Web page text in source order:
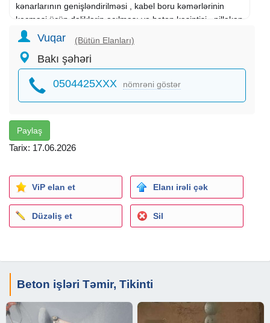
kənarlarının genişləndirilməsi , kabel boru kəmərlərinin
keçməsi üçün dəliklərin açılması və beton kəsintisi , pilləkan
yerlərinin kəsilməsi işlərini də görürəm.Beton və monolit
kəsilməsi üçün PALME , HONDA , HUSQVARNA , STİHL TS
800 , karot - HILTI DD 200 , perefarator , direl hər cür
texnika və briqada var.
Şirkətlərlə müqavilə bağlayaraq fəaliyyət göstərə bilirik
Gördüyümüz işə tam zəmanət veririk.
Vuqar (Bütün Elanları)
Bakı şəhəri
0504425XXX nömrəni göstər
Paylaş
Tarix: 17.06.2026
ViP elan et Elanı irəli çək
Düzəliş et Sil
Beton işləri Təmir, Tikinti